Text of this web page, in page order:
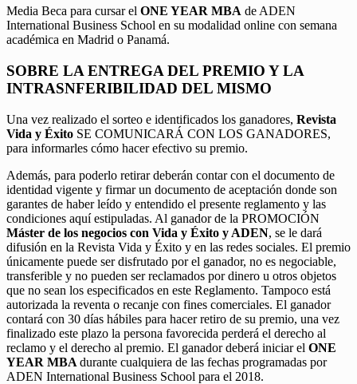
Media Beca para cursar el ONE YEAR MBA de ADEN
International Business School en su modalidad online con semana
académica en Madrid o Panamá.
SOBRE LA ENTREGA DEL PREMIO Y LA
INTRASNFERIBILIDAD DEL MISMO
Una vez realizado el sorteo e identificados los ganadores, Revista
Vida y Éxito SE COMUNICARÁ CON LOS GANADORES,
para informarles cómo hacer efectivo su premio.
Además, para poderlo retirar deberán contar con el documento de
identidad vigente y firmar un documento de aceptación donde son
garantes de haber leído y entendido el presente reglamento y las
condiciones aquí estipuladas. Al ganador de la PROMOCIÓN
Máster de los negocios con Vida y Éxito y ADEN, se le dará
difusión en la Revista Vida y Éxito y en las redes sociales. El premio
únicamente puede ser disfrutado por el ganador, no es negociable,
transferible y no pueden ser reclamados por dinero u otros objetos
que no sean los especificados en este Reglamento. Tampoco está
autorizada la reventa o recanje con fines comerciales. El ganador
contará con 30 días hábiles para hacer retiro de su premio, una vez
finalizado este plazo la persona favorecida perderá el derecho al
reclamo y el derecho al premio. El ganador deberá iniciar el ONE
YEAR MBA durante cualquiera de las fechas programadas por
ADEN International Business School para el 2018.